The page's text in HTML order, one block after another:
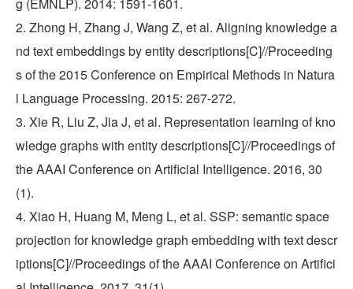
2. Zhong H, Zhang J, Wang Z, et al. Aligning knowledge a
nd text embeddings by entity descriptions[C]//Proceeding
s of the 2015 Conference on Empirical Methods in Natura
l Language Processing. 2015: 267-272.
3. Xie R, Liu Z, Jia J, et al. Representation learning of kno
wledge graphs with entity descriptions[C]//Proceedings of
the AAAI Conference on Artificial Intelligence. 2016, 30
(1).
4. Xiao H, Huang M, Meng L, et al. SSP: semantic space
projection for knowledge graph embedding with text descr
iptions[C]//Proceedings of the AAAI Conference on Artifici